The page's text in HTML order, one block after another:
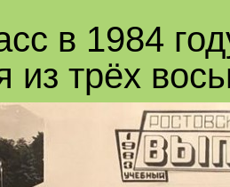
в 1984
из трёх